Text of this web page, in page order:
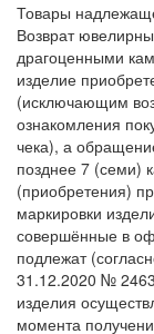
Товары
Возврат
драгоценными
изделие
(исключающим
ознакомления
чека), а
позднее 7 (семи)
(приобретения)
маркировки
совершённые в
подлежат
31.12.2020 №
изделия
момента